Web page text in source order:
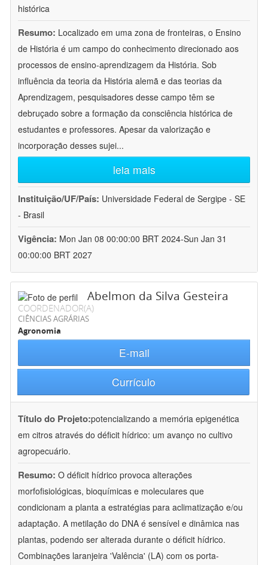
histórica
Resumo: Localizado em uma zona de fronteiras, o Ensino
de História é um campo do conhecimento direcionado aos
processos de ensino-aprendizagem da História. Sob
influência da teoria da História alemã e das teorias da
Aprendizagem, pesquisadores desse campo têm se
debruçado sobre a formação da consciência histórica de
estudantes e professores. Apesar da valorização e
incorporação desses sujei...
leia mais
Instituição/UF/País: Universidade Federal de Sergipe - SE
- Brasil
Vigência: Mon Jan 08 00:00:00 BRT 2024-Sun Jan 31
00:00:00 BRT 2027
Abelmon da Silva Gesteira
COORDENADOR(A)
CIÊNCIAS AGRÁRIAS
Agronomia
E-mail
Currículo
Título do Projeto:potencializando a memória epigenética
em citros através do déficit hídrico: um avanço no cultivo
agropecuário.
Resumo: O déficit hídrico provoca alterações
morfofisiológicas, bioquímicas e moleculares que
condicionam a planta a estratégias para aclimatização e/ou
adaptação. A metilação do DNA é sensível e dinâmica nas
plantas, podendo ser alterada durante o déficit hídrico.
Combinações laranjeira 'Valência' (LA) com os porta-